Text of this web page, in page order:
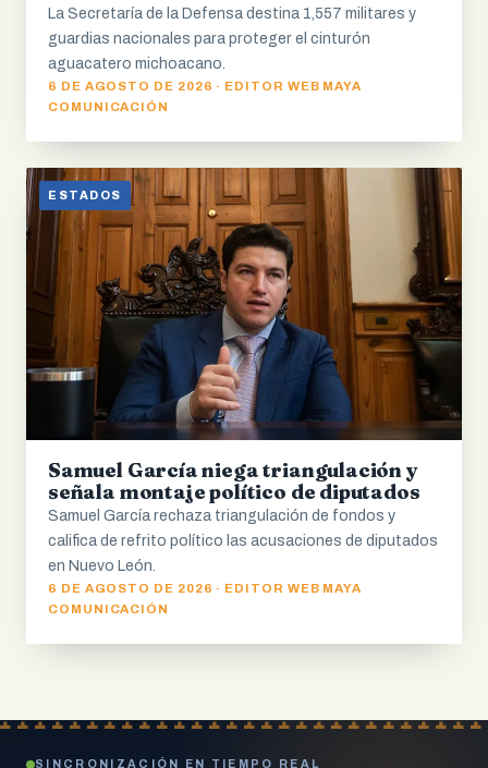
La Secretaría de la Defensa destina 1,557 militares y
guardias nacionales para proteger el cinturón
aguacatero michoacano.
6 DE AGOSTO DE 2026 · EDITOR WEB MAYA
COMUNICACIÓN
ESTADOS
Samuel García niega triangulación y
señala montaje político de diputados
Samuel García rechaza triangulación de fondos y
califica de refrito político las acusaciones de diputados
en Nuevo León.
6 DE AGOSTO DE 2026 · EDITOR WEB MAYA
COMUNICACIÓN
SINCRONIZACIÓN EN TIEMPO REAL